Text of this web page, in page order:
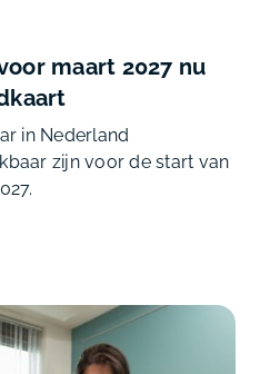
maart 2027 nu
in Nederland
zijn voor de start van